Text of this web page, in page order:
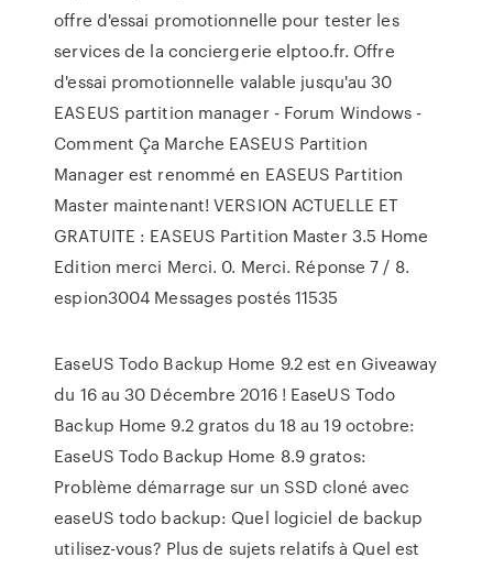
offre d'essai promotionnelle pour tester les
services de la conciergerie elptoo.fr. Offre
d'essai promotionnelle valable jusqu'au 30
EASEUS partition manager - Forum Windows -
Comment Ça Marche EASEUS Partition
Manager est renommé en EASEUS Partition
Master maintenant! VERSION ACTUELLE ET
GRATUITE : EASEUS Partition Master 3.5 Home
Edition merci Merci. 0. Merci. Réponse 7 / 8.
espion3004 Messages postés 11535
EaseUS Todo Backup Home 9.2 est en Giveaway
du 16 au 30 Décembre 2016 ! EaseUS Todo
Backup Home 9.2 gratos du 18 au 19 octobre:
EaseUS Todo Backup Home 8.9 gratos:
Problème démarrage sur un SSD cloné avec
easeUS todo backup: Quel logiciel de backup
utilisez-vous? Plus de sujets relatifs à Quel est